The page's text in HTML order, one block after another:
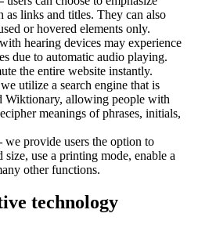
as links and titles. They can also
or hovered elements only.
hearing devices may experience
due to automatic audio playing.
the entire website instantly.
utilize a search engine that is
Wiktionary, allowing people with
meanings of phrases, initials,
we provide users the option to
size, use a printing mode, enable a
other functions.
technology